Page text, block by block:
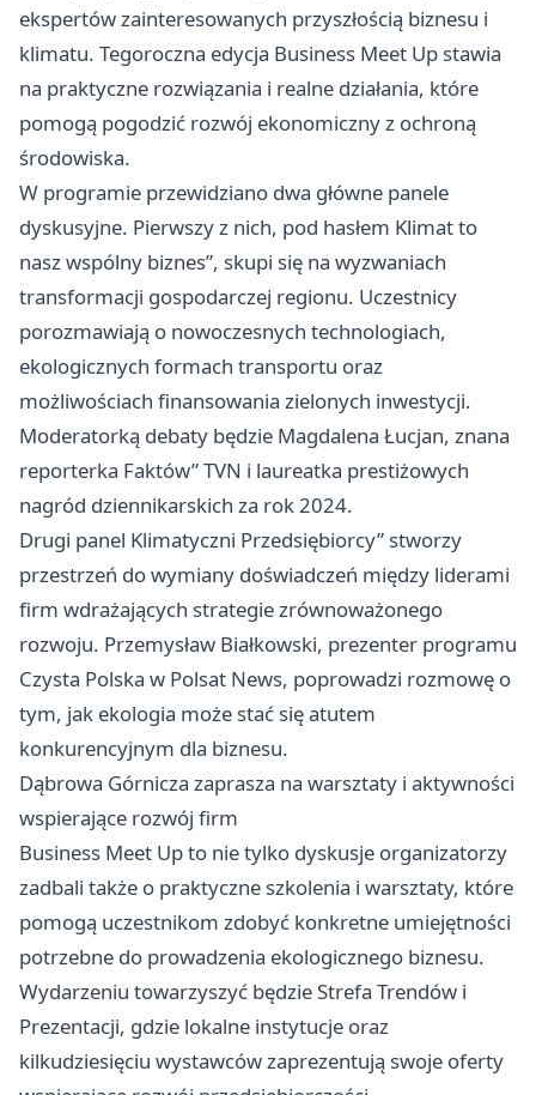
ekspertów zainteresowanych przyszłością biznesu i
klimatu. Tegoroczna edycja Business Meet Up stawia
na praktyczne rozwiązania i realne działania, które
pomogą pogodzić rozwój ekonomiczny z ochroną
środowiska.
W programie przewidziano dwa główne panele
dyskusyjne. Pierwszy z nich, pod hasłem Klimat to
nasz wspólny biznes”, skupi się na wyzwaniach
transformacji gospodarczej regionu. Uczestnicy
porozmawiają o nowoczesnych technologiach,
ekologicznych formach transportu oraz
możliwościach finansowania zielonych inwestycji.
Moderatorką debaty będzie Magdalena Łucjan, znana
reporterka Faktów” TVN i laureatka prestiżowych
nagród dziennikarskich za rok 2024.
Drugi panel Klimatyczni Przedsiębiorcy” stworzy
przestrzeń do wymiany doświadczeń między liderami
firm wdrażających strategie zrównoważonego
rozwoju. Przemysław Białkowski, prezenter programu
Czysta Polska w Polsat News, poprowadzi rozmowę o
tym, jak ekologia może stać się atutem
konkurencyjnym dla biznesu.
Dąbrowa Górnicza zaprasza na warsztaty i aktywności
wspierające rozwój firm
Business Meet Up to nie tylko dyskusje organizatorzy
zadbali także o praktyczne szkolenia i warsztaty, które
pomogą uczestnikom zdobyć konkretne umiejętności
potrzebne do prowadzenia ekologicznego biznesu.
Wydarzeniu towarzyszyć będzie Strefa Trendów i
Prezentacji, gdzie lokalne instytucje oraz
kilkudziesięciu wystawców zaprezentują swoje oferty